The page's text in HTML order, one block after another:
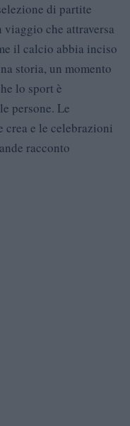
di partite
che attraversa
il calcio abbia inciso
storia, un momento
lo sport è
persone. Le
crea e le celebrazioni
racconto